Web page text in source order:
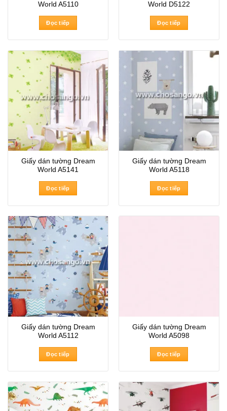
World A5110
Đọc tiếp
World D5122
Đọc tiếp
Giấy dán tường Dream
World A5141
Đọc tiếp
Giấy dán tường Dream
World A5118
Đọc tiếp
Giấy dán tường Dream
World A5112
Đọc tiếp
Giấy dán tường Dream
World A5098
Đọc tiếp